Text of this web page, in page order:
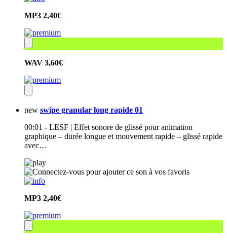
MP3 2,40€
WAV 3,60€
new swipe granular long rapide 01
00:01 - LESF | Effet sonore de glissé pour animation
graphique – durée longue et mouvement rapide – glissé rapide
avec…
MP3 2,40€